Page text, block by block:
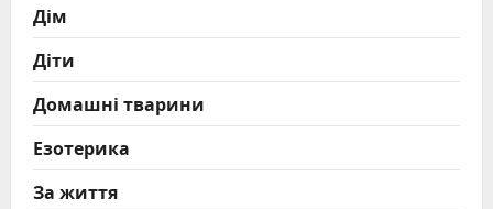
Дім
Діти
Домашні тварини
Езотерика
За життя